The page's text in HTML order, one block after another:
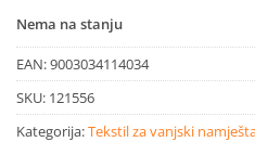
Nema na stanju
EAN:9003034114034
SKU: 121556
Kategorija:Tekstil za vanjski